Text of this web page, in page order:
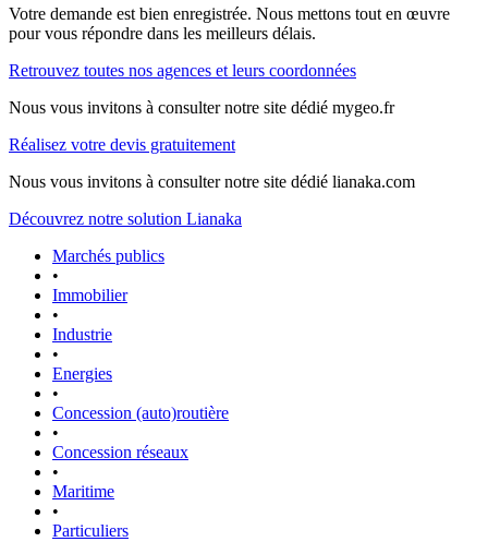
Votre demande est bien enregistrée. Nous mettons tout en œuvre
pour vous répondre dans les meilleurs délais.
Retrouvez toutes nos agences et leurs coordonnées
Nous vous invitons à consulter notre site dédié mygeo.fr
Réalisez votre devis gratuitement
Nous vous invitons à consulter notre site dédié lianaka.com
Découvrez notre solution Lianaka
Marchés publics
•
Immobilier
•
Industrie
•
Energies
•
Concession (auto)routière
•
Concession réseaux
•
Maritime
•
Particuliers